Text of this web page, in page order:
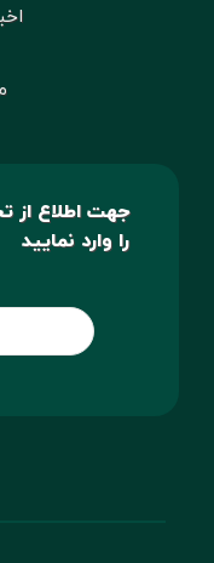
جهت اطلاع از
را وارد نمایید